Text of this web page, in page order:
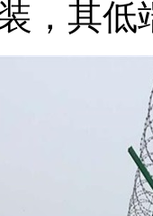
，其低